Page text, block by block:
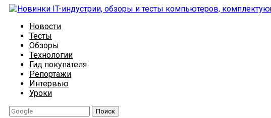
Новости
Тесты
Обзоры
Технологии
Гид покупателя
Репортажи
Интервью
Уроки
Поиск